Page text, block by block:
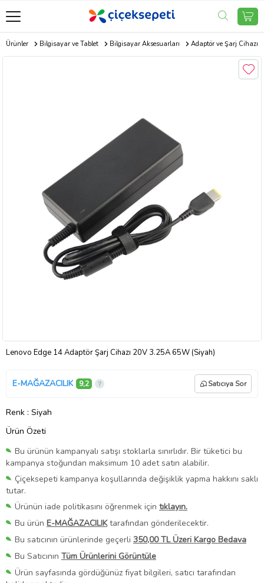
Ürünler Bilgisayar ve Tablet Bilgisayar Aksesuarları Adaptör ve Şarj Cihazı
Lenovo Edge 14 Adaptör Şarj Cihazı 20V 3.25A 65W (Siyah)
E-MAĞAZACILIK 9,2 Satıcıya Sor
Renk : Siyah
Ürün Özeti
Bu ürünün kampanyalı satışı stoklarla sınırlıdır. Bir tüketici bu
kampanya stoğundan maksimum 10 adet satın alabilir.
Çiçeksepeti kampanya koşullarında değişiklik yapma hakkını saklı
tutar.
Ürünün iade politikasını öğrenmek için tıklayın.
Bu ürün E-MAĞAZACILIKtarafından gönderilecektir.
Bu satıcının ürünlerinde geçerli 350,00 TL Üzeri Kargo Bedava
Bu Satıcının Tüm Ürünlerini Görüntüle
Ürün sayfasında gördüğünüz fiyat bilgileri, satıcı tarafından